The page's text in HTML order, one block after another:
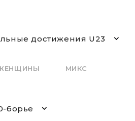
достижения U23
МИКС
борье